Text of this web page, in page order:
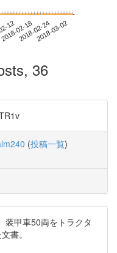
12
2018-02-182018-02-242018-03-02
36
(投稿一覧)
装甲車50両をトラクタ
書。